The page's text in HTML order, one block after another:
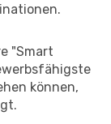
"Smart
können,